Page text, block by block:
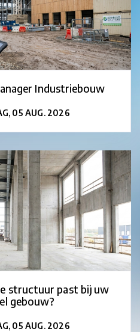
Industriebouw
05 AUG. 2026
structuur past bij uw
gebouw?
05 AUG. 2026